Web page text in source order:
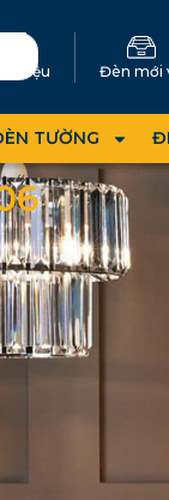
thiệu Đèn mới
TƯỜNG